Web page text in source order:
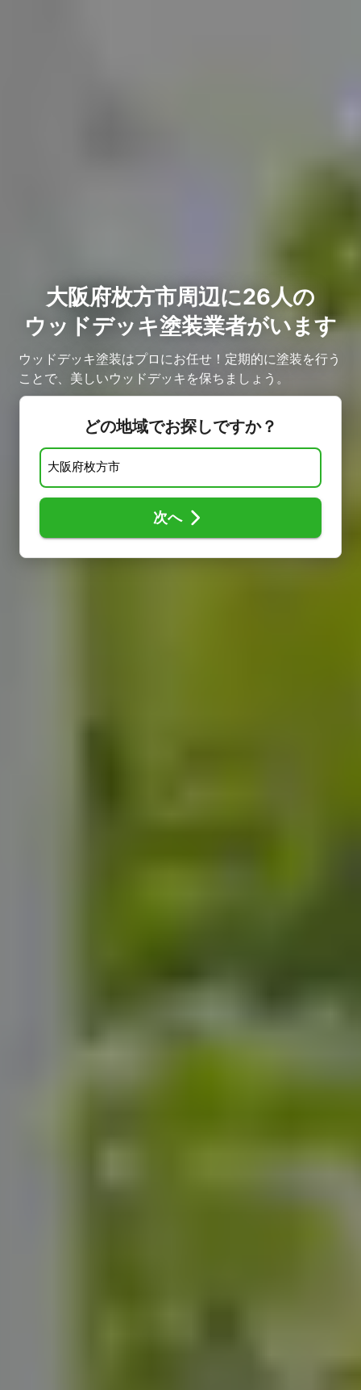
大阪府枚方市周辺に26人の
ウッドデッキ塗装業者がいます
ウッドデッキ塗装はプロにお任せ！定期的に塗装を行う
ことで、美しいウッドデッキを保ちましょう。
どの地域でお探しですか？
次へ